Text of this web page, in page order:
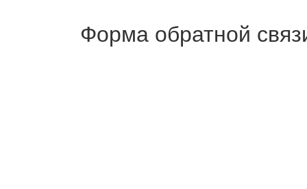
Форма обратной